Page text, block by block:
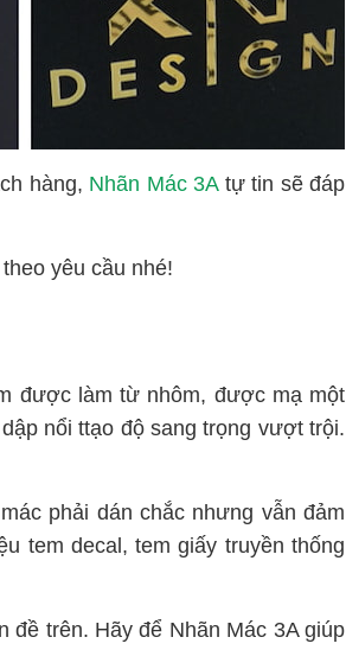
hàng, Nhãn Mác 3Atự tin sẽ đáp
yêu cầu nhé!
được làm từ nhôm, được mạ một
nổi ttạo độ sang trọng vượt trội.
phải dán chắc nhưng vẫn đảm
tem decal, tem giấy truyền thống
đề trên. Hãy để Nhãn Mác 3A giúp